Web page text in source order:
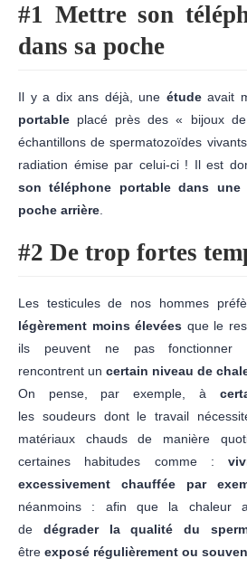
#1 Mettre son
dans sa poche
Il y a dix ans déjà, une étudeavait
portable placé près des « bijoux
échantillons de spermatozoïdes vivants
radiation émise par celui-ci ! Il est
son téléphone portable dans
poche arrière.
#2 De trop fortes
Les testicules de nos hommes
légèrement moins élevées que le
ils peuvent ne pas fonctionner
rencontrent un certain niveau de
On pense, par exemple, à
les soudeurs dont le travail
matériaux chauds de manière
certaines habitudes comme :
excessivement chauffée par
néanmoins : afin que la chaleur
de dégrader la qualité du
être exposé régulièrement ou